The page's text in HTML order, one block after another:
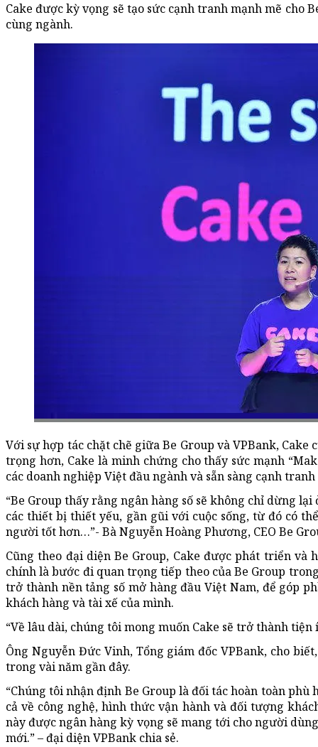
Cake được kỳ vọng sẽ tạo sức cạnh tranh mạnh mẽ cho
cùng ngành.
Với sự hợp tác chặt chẽ giữa Be Group và VPBank,
trọng hơn, Cake là minh chứng cho thấy sức mạnh
các doanh nghiệp Việt đầu ngành và sẵn sàng cạnh
“Be Group thấy rằng ngân hàng số sẽ không chỉ dừng
các thiết bị thiết yếu, gần gũi với cuộc sống, từ đó có
người tốt hơn…”- Bà Nguyễn Hoàng Phương, CEO Be
Cũng theo đại diện Be Group, Cake được phát triển
chính là bước đi quan trọng tiếp theo của Be Group
trở thành nền tảng số mở hàng đầu Việt Nam, để góp
khách hàng và tài xế của mình.
“Về lâu dài, chúng tôi mong muốn Cake sẽ trở thành
Ông Nguyễn Đức Vinh, Tổng giám đốc VPBank, cho
trong vài năm gần đây.
“Chúng tôi nhận định Be Group là đối tác hoàn toàn
cả về công nghệ, hình thức vận hành và đối tượng
này được ngân hàng kỳ vọng sẽ mang tới cho người
mới.” – đại diện VPBank chia sẻ.